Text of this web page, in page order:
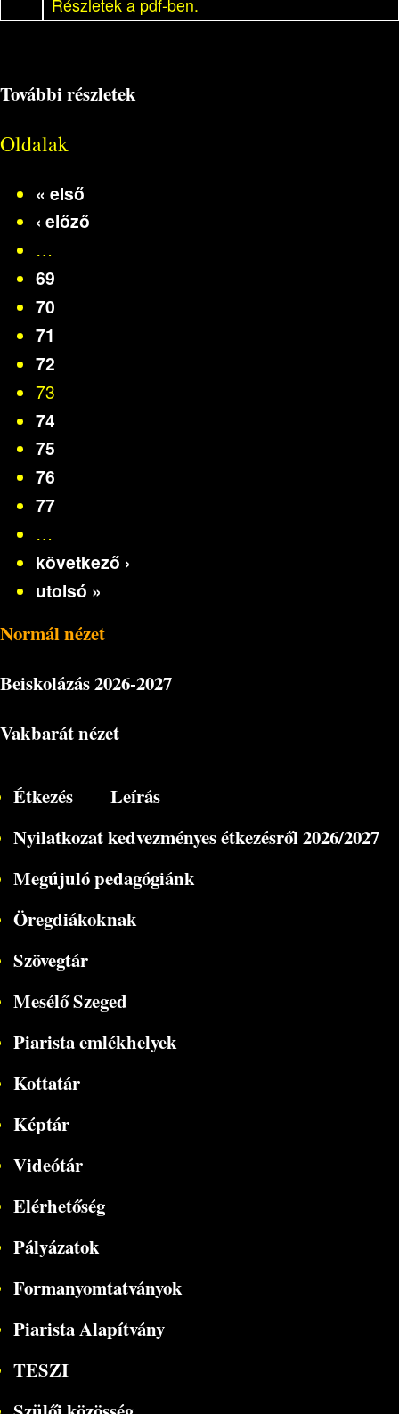
Részletek a pdf-ben.
További részletek
Oldalak
« első
‹ előző
…
69
70
71
72
73
74
75
76
77
…
következő ›
utolsó »
Normál nézet
Beiskolázás2026-2027
Vakbarát nézet
Étkezés
Leírás
Nyilatkozat kedvezményes étkezésről 2026/2027
Megújuló pedagógiánk
Öregdiákoknak
Szövegtár
Mesélő Szeged
Piarista emlékhelyek
Kottatár
Képtár
Videótár
Elérhetőség
Pályázatok
Formanyomtatványok
Piarista Alapítvány
TESZI